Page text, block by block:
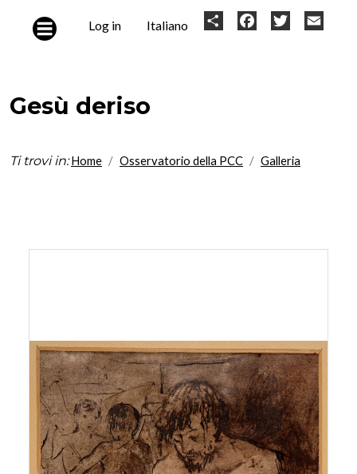
User
Log in Italiano Share FacebookTwitter
Gesù deriso
Ti trovi in: Home Osservatorio della PCC Galleria